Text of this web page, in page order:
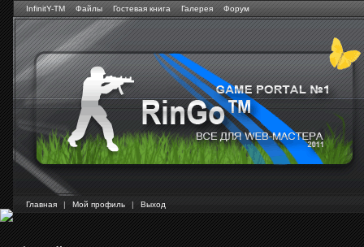
InfinitY-TM Файлы Гостевая книга Галерея Форум
Главная | Мой профиль | Выход